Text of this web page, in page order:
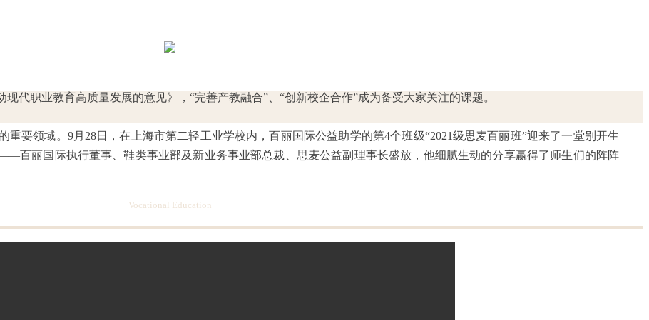
代职业教育高质量发展的意见》，“完善产教融合”、“创新校企合作”成为备受大家关注的课题。
要领域。9月28日，在上海市第二轻工业学校内，百丽国际公益助学的第4个班级“2021级思麦百丽班”迎来了一堂别开生
百丽国际执行董事、鞋类事业部及新业务事业部总裁、思麦公益副理事长盛放，他细腻生动的分享赢得了师生们的阵阵
Vocational Education